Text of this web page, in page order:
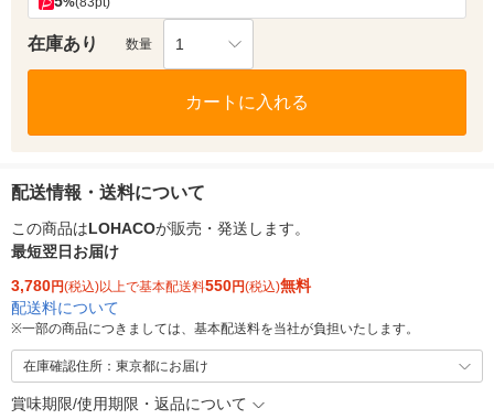
在庫あり 数量 1
カートに入れる
配送情報・送料について
この商品はLOHACOが販売・発送します。
最短翌日お届け
3,780円(税込)以上で基本配送料550円(税込)無料
配送料について
※一部の商品につきましては、基本配送料を当社が負担いたします。
在庫確認住所：東京都にお届け
賞味期限/使用期限・返品について